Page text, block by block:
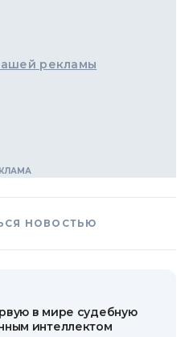
рекламы
НОВОСТЬЮ
в мире судебную
интеллектом